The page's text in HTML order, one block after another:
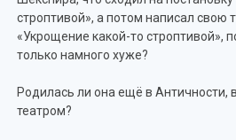
строптивой», а потом написал свою
«Укрощение какой-то строптивой»,
только намного хуже?
Родилась ли она ещё в Античности,
театром?